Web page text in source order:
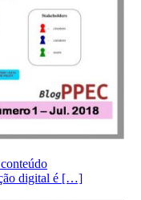
digital é […]